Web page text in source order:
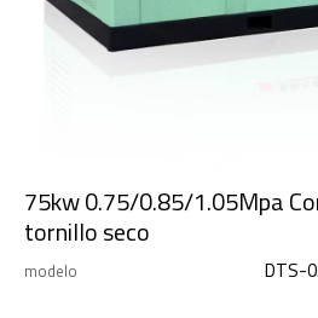
75kw 0.75/0.85/1.05Mpa
tornillo seco
modelo
DTS-